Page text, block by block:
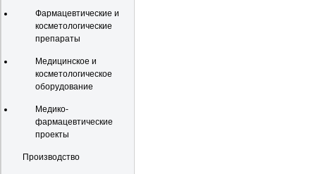
Фармацевтические и
косметологические
препараты
Медицинское и
косметологическое
оборудование
Медико-
фармацевтические
проекты
Производство